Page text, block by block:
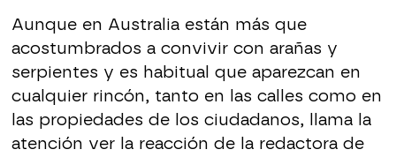
Aunque en Australia están más que
acostumbrados a convivir con arañas y
serpientes y es habitual que aparezcan en
cualquier rincón, tanto en las calles como en
las propiedades de los ciudadanos, llama la
atención ver la reacción de la redactora de